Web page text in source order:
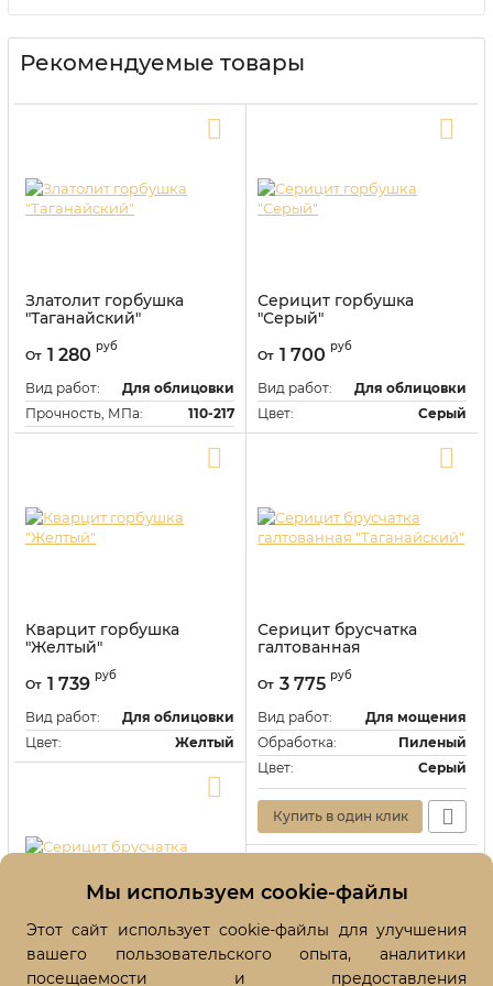
Рекомендуемые товары
Златолит горбушка
"Таганайский"
118453
От 1 280 руб
Вид работ:
Для облицовки
Прочность, МПа:
110-217
Цвет:
Серый
Серицит горбушка
"Серый"
118455
От 1 700 руб
Вид работ:
Для облицовки
Цвет:
Серый
Кварцит горбушка
"Желтый"
118461
От 1 739 руб
Вид работ:
Для облицовки
Цвет:
Желтый
Серицит брусчатка
галтованная
"Таганайский"
Артикул: 118450
От 3 775 руб
Вид работ:
Для мощения
Обработка:
Пиленый
Цвет:
Серый
Купить в один клик
Серицит брусчатка
"Тигровый"
Мы используем cookie-файлы
Этот сайт использует cookie-файлы для улучшения
вашего пользовательского опыта, аналитики
посещаемости и предоставления